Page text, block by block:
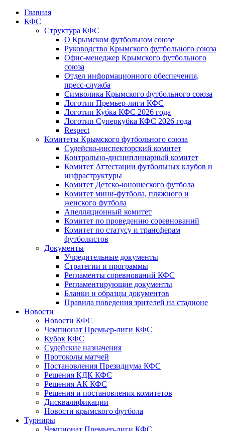
Главная
КФС
Структура КФС
О Крымском футбольном союзе
Руководство Крымского футбольного союза
Офис-менеджер Крымского футбольного
союза
Отдел информационного обеспечения,
пресс-служба
Символика Крымского футбольного союза
Логотип Премьер-лиги КФС
Логотип Кубка КФС 2026 года
Логотип Суперкубка КФС 2026 года
Respect
Комитеты Крымского футбольного союза
Судейско-инспекторский комитет
Контрольно-дисциплинарный комитет
Комитет Аттестации футбольных клубов и
инфраструктуры
Комитет Детско-юношеского футбола
Комитет мини-футбола, пляжного и
женского футбола
Апелляционный комитет
Комитет по проведению соревнований
Комитет по статусу и трансферам
футболистов
Документы
Учредительные документы
Стратегии и программы
Регламенты соревнований КФС
Регламентирующие документы
Бланки и образцы документов
Правила поведения зрителей на стадионе
Новости
Новости КФС
Чемпионат Премьер-лиги КФС
Кубок КФС
Судейские назначения
Протоколы матчей
Постановления Президиума КФС
Решения КДК КФС
Решения АК КФС
Решения и постановления комитетов
Дисквалификации
Новости крымского футбола
Турниры
Чемпионат Премьер-лиги КФС